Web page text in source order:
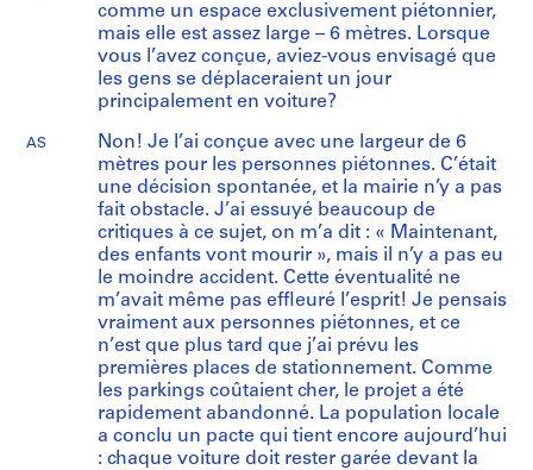
comme un espace exclusivement piétonnier,
mais elle est assez large – 6 mètres. Lorsque
vous l’avez conçue, aviez-vous envisagé que
les gens se déplaceraient un jour
principalement en voiture?
AS
Non! Je l’ai conçue avec une largeur de 6
mètres pour les personnes piétonnes. C’était
une décision spontanée, et la mairie n’y a pas
fait obstacle. J’ai essuyé beaucoup de
critiques à ce sujet, on m’a dit : « Maintenant,
des enfants vont mourir », mais il n’y a pas eu
le moindre accident. Cette éventualité ne
m’avait même pas effleuré l’esprit! Je pensais
vraiment aux personnes piétonnes, et ce
n’est que plus tard que j’ai prévu les
premières places de stationnement. Comme
les parkings coûtaient cher, le projet a été
rapidement abandonné. La population locale
a conclu un pacte qui tient encore aujourd’hui
: chaque voiture doit rester garée devant la